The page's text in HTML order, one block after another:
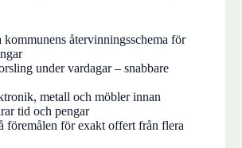
återvinningsschema för
under vardagar – snabbare
metall och möbler innan
tid och pengar
föremålen för exakt offert från flera